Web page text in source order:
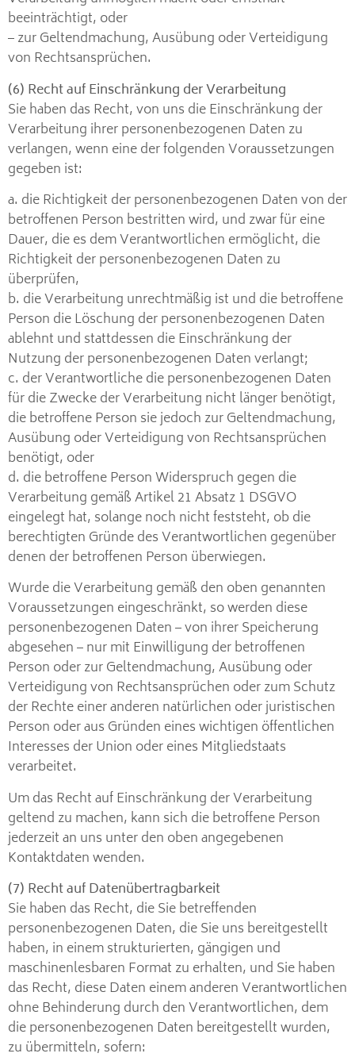
beeinträchtigt, oder
– zur Geltendmachung, Ausübung oder Verteidigung
von Rechtsansprüchen.
(6) Recht auf Einschränkung der Verarbeitung
Sie haben das Recht, von uns die Einschränkung der
Verarbeitung ihrer personenbezogenen Daten zu
verlangen, wenn eine der folgenden Voraussetzungen
gegeben ist:
a. die Richtigkeit der personenbezogenen Daten von der
betroffenen Person bestritten wird, und zwar für eine
Dauer, die es dem Verantwortlichen ermöglicht, die
Richtigkeit der personenbezogenen Daten zu
überprüfen,
b. die Verarbeitung unrechtmäßig ist und die betroffene
Person die Löschung der personenbezogenen Daten
ablehnt und stattdessen die Einschränkung der
Nutzung der personenbezogenen Daten verlangt;
c. der Verantwortliche die personenbezogenen Daten
für die Zwecke der Verarbeitung nicht länger benötigt,
die betroffene Person sie jedoch zur Geltendmachung,
Ausübung oder Verteidigung von Rechtsansprüchen
benötigt, oder
d. die betroffene Person Widerspruch gegen die
Verarbeitung gemäß Artikel 21 Absatz 1 DSGVO
eingelegt hat, solange noch nicht feststeht, ob die
berechtigten Gründe des Verantwortlichen gegenüber
denen der betroffenen Person überwiegen.
Wurde die Verarbeitung gemäß den oben genannten
Voraussetzungen eingeschränkt, so werden diese
personenbezogenen Daten – von ihrer Speicherung
abgesehen – nur mit Einwilligung der betroffenen
Person oder zur Geltendmachung, Ausübung oder
Verteidigung von Rechtsansprüchen oder zum Schutz
der Rechte einer anderen natürlichen oder juristischen
Person oder aus Gründen eines wichtigen öffentlichen
Interesses der Union oder eines Mitgliedstaats
verarbeitet.
Um das Recht auf Einschränkung der Verarbeitung
geltend zu machen, kann sich die betroffene Person
jederzeit an uns unter den oben angegebenen
Kontaktdaten wenden.
(7) Recht auf Datenübertragbarkeit
Sie haben das Recht, die Sie betreffenden
personenbezogenen Daten, die Sie uns bereitgestellt
haben, in einem strukturierten, gängigen und
maschinenlesbaren Format zu erhalten, und Sie haben
das Recht, diese Daten einem anderen Verantwortlichen
ohne Behinderung durch den Verantwortlichen, dem
die personenbezogenen Daten bereitgestellt wurden,
zu übermitteln, sofern: